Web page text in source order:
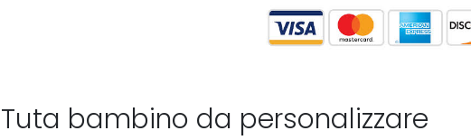
Tuta bambino da personalizzare